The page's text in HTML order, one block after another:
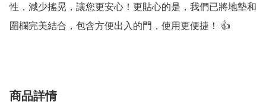
性，減少搖晃，讓您更安心！更貼心的是，我們已將地墊和
圍欄完美結合，包含方便出入的門，使用更便捷！ 👍
商品詳情